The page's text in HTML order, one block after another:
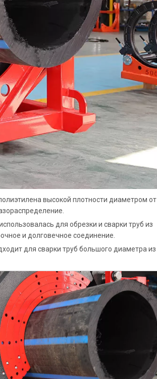
высокой плотности диаметром от
для обрезки и сварки труб из
и долговечное соединение.
для сварки труб большого диаметра из